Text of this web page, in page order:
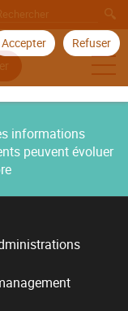
Accepter Refuser
informations
peuvent évoluer